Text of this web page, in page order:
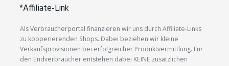
*Affiliate-Link
Als Verbraucherportal finanzieren wir uns durch Affiliate-Links
zu kooperierenden Shops. Dabei beziehen wir kleine
Verkaufsprovisionen bei erfolgreicher Produktvermittlung. Für
den Endverbraucher entstehen dabei KEINE zusätzlichen